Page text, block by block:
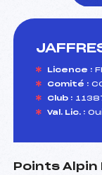
Licence :
Comité :
Club :
Val. Lic. : Oui
Points Alpin